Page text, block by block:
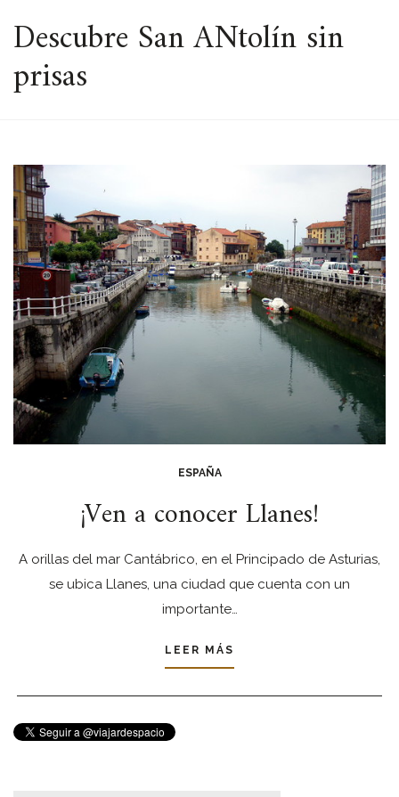
ESPACIO
Descubre San ANtolín sin
prisas
ESPAÑA
¡Ven a conocer Llanes!
A orillas del mar Cantábrico, en el Principado de Asturias,
se ubica Llanes, una ciudad que cuenta con un
importante…
LEER MÁS